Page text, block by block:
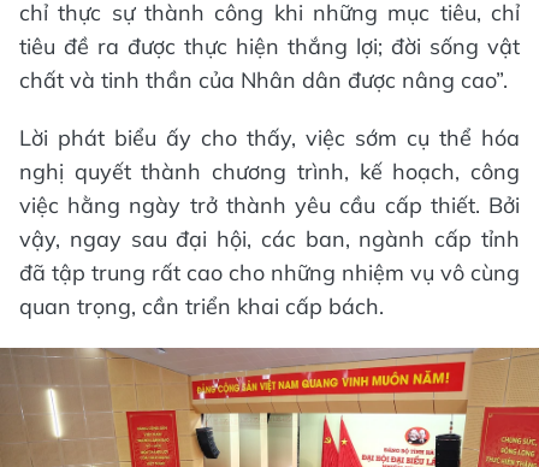
chỉ thực sự thành công khi những mục tiêu, chỉ
tiêu đề ra được thực hiện thắng lợi; đời sống vật
chất và tinh thần của Nhân dân được nâng cao”.
Lời phát biểu ấy cho thấy, việc sớm cụ thể hóa
nghị quyết thành chương trình, kế hoạch, công
việc hằng ngày trở thành yêu cầu cấp thiết. Bởi
vậy, ngay sau đại hội, các ban, ngành cấp tỉnh
đã tập trung rất cao cho những nhiệm vụ vô cùng
quan trọng, cần triển khai cấp bách.